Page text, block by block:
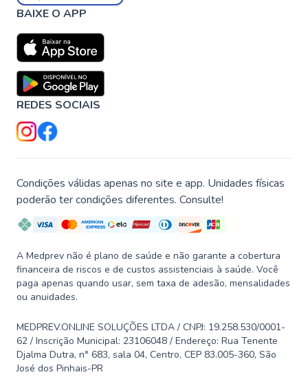
BAIXE O APP
REDES SOCIAIS
Condições válidas apenas no site e app. Unidades físicas
poderão ter condições diferentes. Consulte!
A Medprev não é plano de saúde e não garante a cobertura
financeira de riscos e de custos assistenciais à saúde. Você
paga apenas quando usar, sem taxa de adesão, mensalidades
ou anuidades.
MEDPREV.ONLINE SOLUÇÕES LTDA / CNPJ: 19.258.530/0001-
62 / Inscrição Municipal: 23106048 / Endereço: Rua Tenente
Djalma Dutra, n° 683, sala 04, Centro, CEP 83.005-360, São
José dos Pinhais-PR